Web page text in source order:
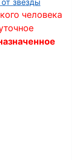
человека